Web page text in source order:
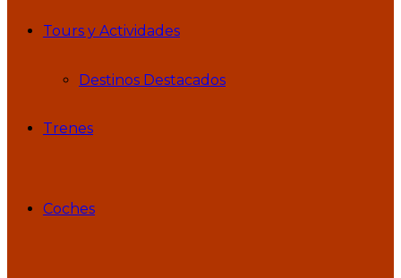
Tours y Actividades
Destinos Destacados
Trenes
Coches